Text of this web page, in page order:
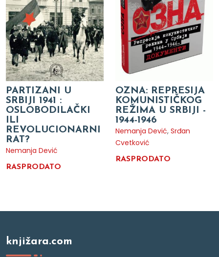
PARTIZANI U
SRBIJI 1941 :
OSLOBODILAČKI
ILI
REVOLUCIONARNI
RAT?
Nemanja Dević
RASPRODATO
OZNA: REPRESIJA
KOMUNISTIČKOG
REŽIMA U SRBIJI -
1944-1946
Nemanja Dević, Srđan
Cvetković
RASPRODATO
knjižara.com